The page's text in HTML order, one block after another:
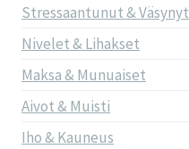
Stressaantunut & Väsynyt
Nivelet & Lihakset
Maksa & Munuaiset
Aivot & Muisti
Iho & Kauneus